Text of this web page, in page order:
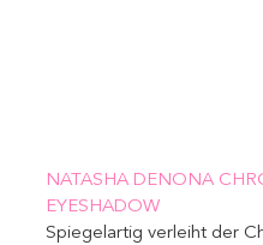
NATASHA DENONA
EYESHADOW
Spiegelartig verleiht der